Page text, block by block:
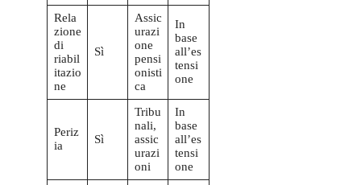
Rela
zione
di
riabil
itazio
ne
Sì
Assic
urazi
one
pensi
onisti
ca
In
base
all’es
tensi
one
Periz
ia
Sì
Tribu
nali,
assic
urazi
oni
In
base
all’es
tensi
one